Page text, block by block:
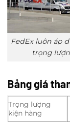
FedEx luôn áp
trọng
Bảng giá
Trọng lượng
kiện hàng